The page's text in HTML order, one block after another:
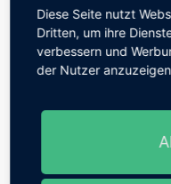
14. August 2019
Diese Seite nutzt
Dritten, um ihre
verbessern und
der Nutzer